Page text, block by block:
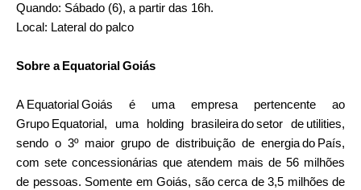
Quando: Sábado (6), a partir das 16h.
Local: Lateral do palco
Sobre a Equatorial Goiás
A Equatorial Goiás é uma empresa pertencente ao
Grupo Equatorial, uma holding brasileira do setor de utilities,
sendo o 3º maior grupo de distribuição de energia do País,
com sete concessionárias que atendem mais de 56 milhões
de pessoas. Somente em Goiás, são cerca de 3,5 milhões de